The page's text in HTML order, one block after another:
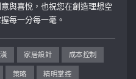
與喜悅，也祝您在創造理想空
每一分每一毫。
家居設計 成本控制
策略 精明掌控